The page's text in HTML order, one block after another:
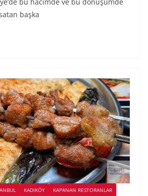
bu hacimde ve bu dönüşümde
başka
KADIKÖY
KAPANAN RESTORANLAR